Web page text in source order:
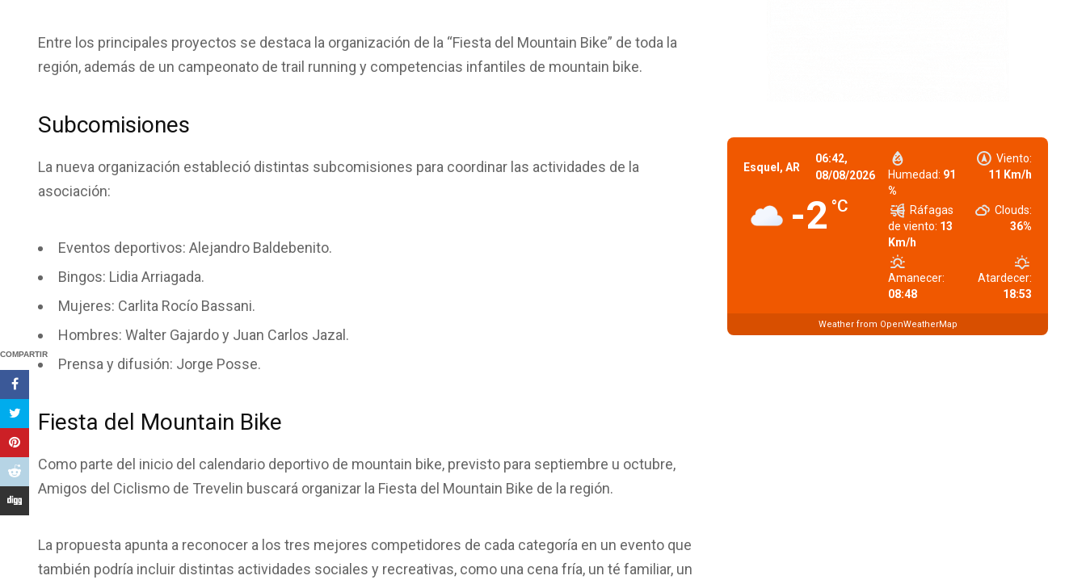
COMPARTIR
Entre los principales proyectos se destaca la organización de la “Fiesta del Mountain Bike” de toda la
región, además de un campeonato de trail running y competencias infantiles de mountain bike.
Subcomisiones
La nueva organización estableció distintas subcomisiones para coordinar las actividades de la
asociación:
Eventos deportivos: Alejandro Baldebenito.
Bingos: Lidia Arriagada.
Mujeres: Carlita Rocío Bassani.
Hombres: Walter Gajardo y Juan Carlos Jazal.
Prensa y difusión: Jorge Posse.
Fiesta del Mountain Bike
Como parte del inicio del calendario deportivo de mountain bike, previsto para septiembre u octubre,
Amigos del Ciclismo de Trevelin buscará organizar la Fiesta del Mountain Bike de la región.
La propuesta apunta a reconocer a los tres mejores competidores de cada categoría en un evento que
también podría incluir distintas actividades sociales y recreativas, como una cena fría, un té familiar, un
Esquel, AR
06:42,
08/08/2026
-2 °C
Humedad: 91
%
Viento:
11 Km/h
Ráfagas
de viento: 13
Km/h
Clouds:
36%
Amanecer:
08:48
Atardecer:
18:53
Weather from OpenWeatherMap